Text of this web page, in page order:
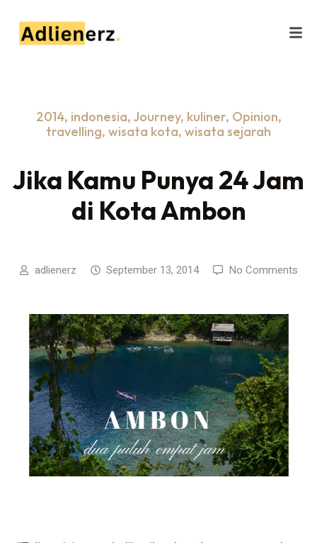
2014, indonesia, Journey, kuliner, Opinion,
travelling, wisata kota, wisata sejarah
Jika Kamu Punya 24 Jam
di Kota Ambon
adlienerz September 13, 2014 No Comments